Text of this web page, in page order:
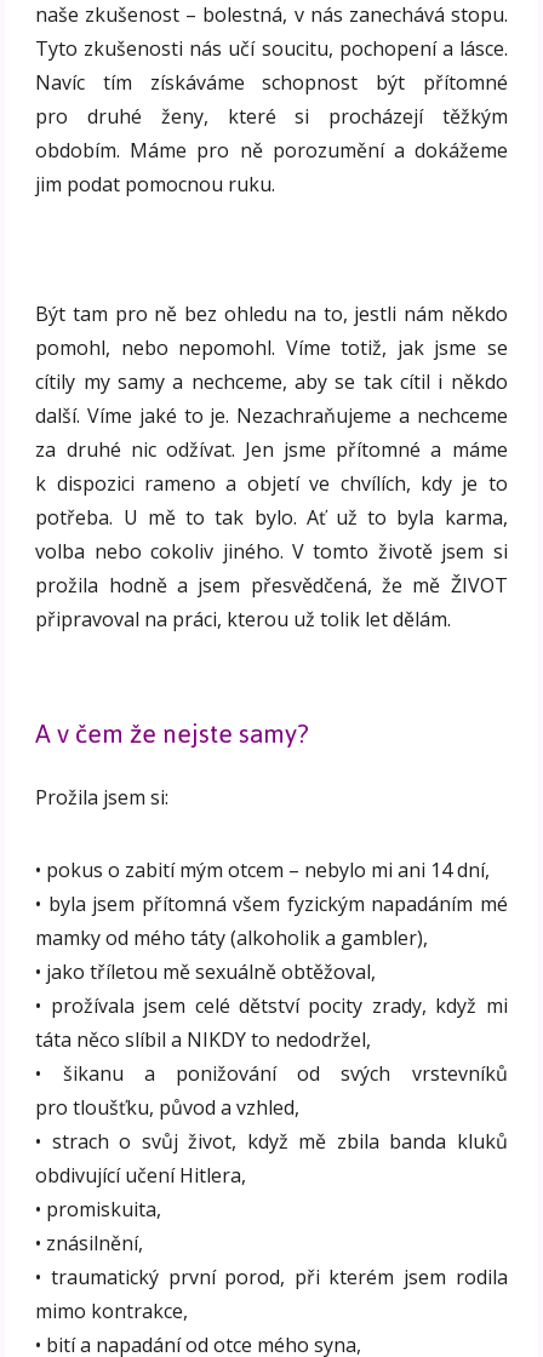
naše zkušenost – bolestná, v nás zanechává stopu.
Tyto zkušenosti nás učí soucitu, pochopení a lásce.
Navíc tím získáváme schopnost být přítomné
pro druhé ženy, které si procházejí těžkým
obdobím. Máme pro ně porozumění a dokážeme
jim podat pomocnou ruku.
Být tam pro ně bez ohledu na to, jestli nám někdo
pomohl, nebo nepomohl. Víme totiž, jak jsme se
cítily my samy a nechceme, aby se tak cítil i někdo
další. Víme jaké to je. Nezachraňujeme a nechceme
za druhé nic odžívat. Jen jsme přítomné a máme
k dispozici rameno a objetí ve chvílích, kdy je to
potřeba. U mě to tak bylo. Ať už to byla karma,
volba nebo cokoliv jiného. V tomto životě jsem si
prožila hodně a jsem přesvědčená, že mě ŽIVOT
připravoval na práci, kterou už tolik let dělám.
A v čem že nejste samy?
Prožila jsem si:
• pokus o zabití mým otcem – nebylo mi ani 14 dní,
• byla jsem přítomná všem fyzickým napadáním mé
mamky od mého táty (alkoholik a gambler),
• jako tříletou mě sexuálně obtěžoval,
• prožívala jsem celé dětství pocity zrady, když mi
táta něco slíbil a NIKDY to nedodržel,
• šikanu a ponižování od svých vrstevníků
pro tloušťku, původ a vzhled,
• strach o svůj život, když mě zbila banda kluků
obdivující učení Hitlera,
• promiskuita,
• znásilnění,
• traumatický první porod, při kterém jsem rodila
mimo kontrakce,
• bití a napadání od otce mého syna,